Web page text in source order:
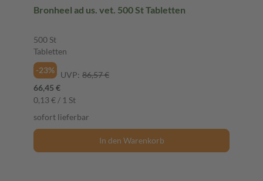
Bronheel ad us. vet. 500 St Tabletten
500 St
Tabletten
-23%
UVP: 86,57 €
66,45 €
0,13 € / 1 St
sofort lieferbar
In den Warenkorb